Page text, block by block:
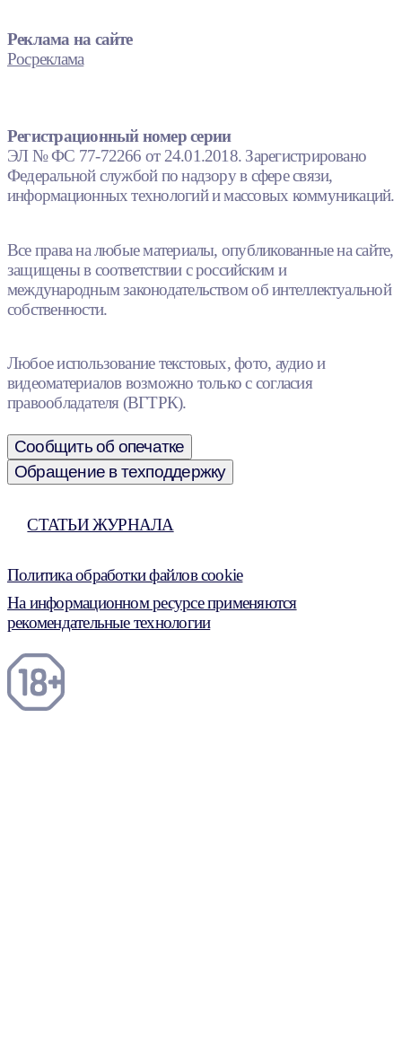
Реклама на сайте
Росреклама
Регистрационный номер серии
ЭЛ № ФС 77-72266 от 24.01.2018. Зарегистрировано
Федеральной службой по надзору в сфере связи,
информационных технологий и массовых коммуникаций.
Все права на любые материалы, опубликованные на сайте,
защищены в соответствии с российским и
международным законодательством об интеллектуальной
собственности.
Любое использование текстовых, фото, аудио и
видеоматериалов возможно только с согласия
правообладателя (ВГТРК).
Сообщить об опечатке
Обращение в техподдержку
СТАТЬИ ЖУРНАЛА
Политика обработки файлов cookie
На информационном ресурсе применяются
рекомендательные технологии